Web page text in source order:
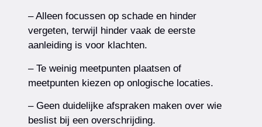
– Alleen focussen op schade en hinder
vergeten, terwijl hinder vaak de eerste
aanleiding is voor klachten.
– Te weinig meetpunten plaatsen of
meetpunten kiezen op onlogische locaties.
– Geen duidelijke afspraken maken over wie
beslist bij een overschrijding.